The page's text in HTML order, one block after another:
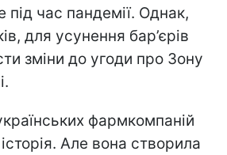
час пандемії. Однак,
для усунення бар’єрів
зміни до угоди про Зону
фармкомпаній
Але вона створила